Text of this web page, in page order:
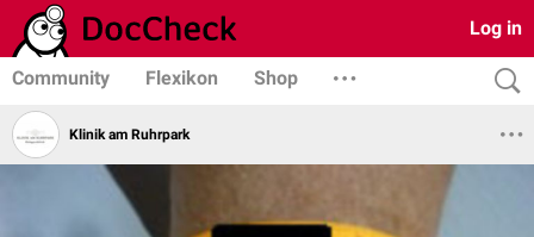
Log in
Community Flexikon Shop
Klinik am Ruhrpark